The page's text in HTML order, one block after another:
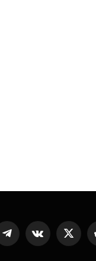
TelegramVKontakte
X